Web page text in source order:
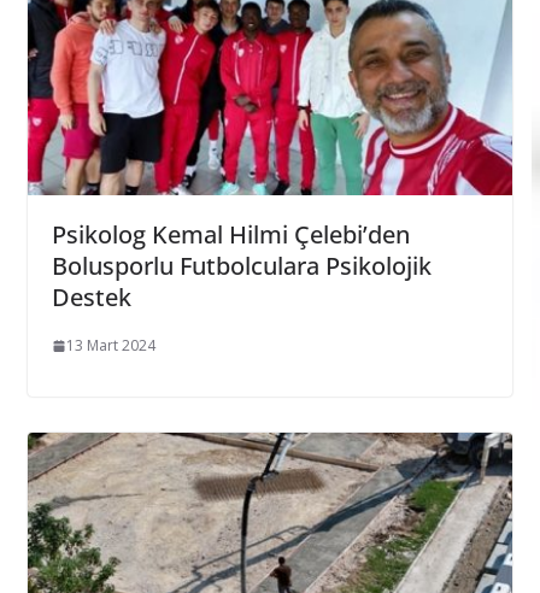
Psikolog Kemal Hilmi Çelebi’den
Bolusporlu Futbolculara Psikolojik
Destek
13 Mart 2024